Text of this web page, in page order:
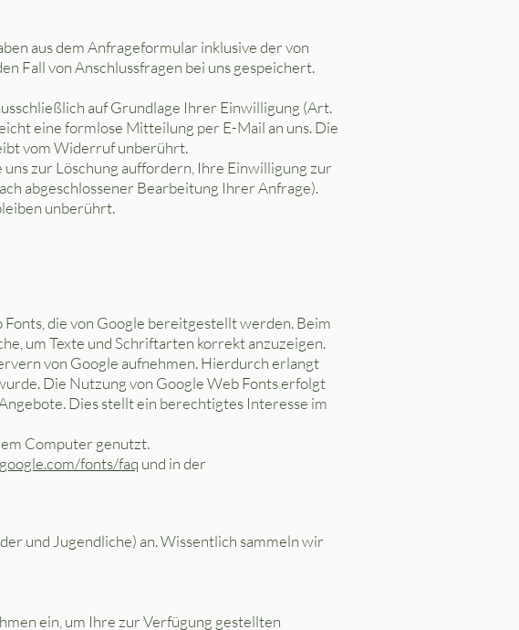
aus dem Anfrageformular inklusive der von
Fall von Anschlussfragen bei uns gespeichert.
auf Grundlage Ihrer Einwilligung (Art.
eine formlose Mitteilung per E-Mail an uns. Die
vom Widerruf unberührt.
zur Löschung auffordern, Ihre Einwilligung zur
abgeschlossener Bearbeitung Ihrer Anfrage).
unberührt.
die von Google bereitgestellt werden. Beim
um Texte und Schriftarten korrekt anzuzeigen.
von Google aufnehmen. Hierdurch erlangt
Die Nutzung von Google Web Fonts erfolgt
Dies stellt ein berechtigtes Interesse im
Computer genutzt.
fonts/faq und in der
und Jugendliche) an. Wissentlich sammeln wir
ein, um Ihre zur Verfügung gestellten